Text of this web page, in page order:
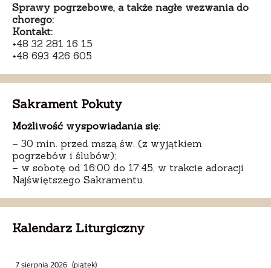
Sprawy pogrzebowe, a także nagłe wezwania do
chorego:
Kontakt:
+48 32 281 16 15
+48 693 426 605
Sakrament Pokuty
Możliwość wyspowiadania się:
– 30 min. przed mszą św. (z wyjątkiem
pogrzebów i ślubów);
– w sobotę od 16:00 do 17:45, w trakcie adoracji
Najświętszego Sakramentu.
Kalendarz Liturgiczny